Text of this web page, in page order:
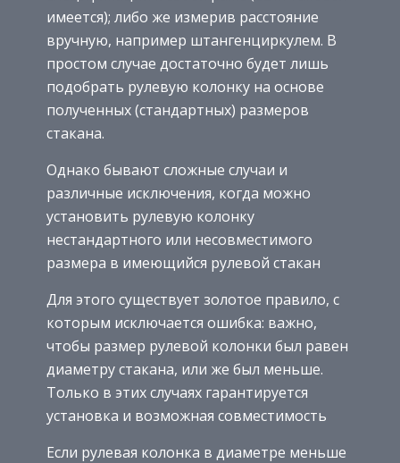
имеется); либо же измерив расстояние
вручную, например штангенциркулем. В
простом случае достаточно будет лишь
подобрать рулевую колонку на основе
полученных (стандартных) размеров
стакана.
Однако бывают сложные случаи и
различные исключения, когда можно
установить рулевую колонку
нестандартного или несовместимого
размера в имеющийся рулевой стакан
Для этого существует золотое правило, с
которым исключается ошибка: важно,
чтобы размер рулевой колонки был равен
диаметру стакана, или же был меньше.
Только в этих случаях гарантируется
установка и возможная совместимость
Если рулевая колонка в диаметре меньше